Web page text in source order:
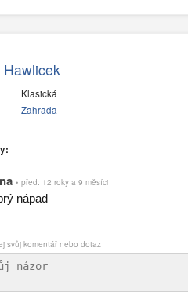
Klasická
Zahrada
• před: 12 roky a 9 měsíci
nápad
svůj komentář nebo dotaz